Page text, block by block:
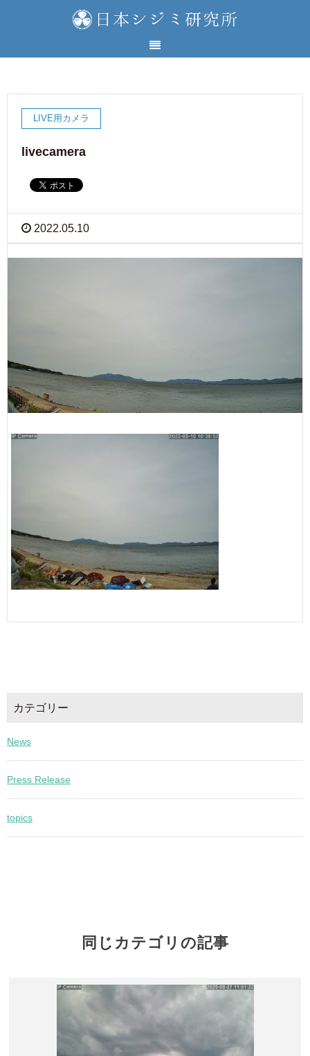
LIVE用カメラ
livecamera
2022.05.10
カテゴリー
News
Press Release
topics
同じカテゴリの記事